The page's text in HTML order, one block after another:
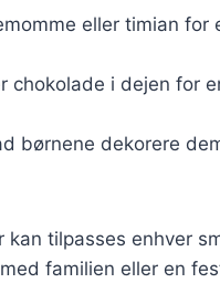
eller timian for
chokolade i dejen for
børnene dekorere
tilpasses enhver
familien eller en